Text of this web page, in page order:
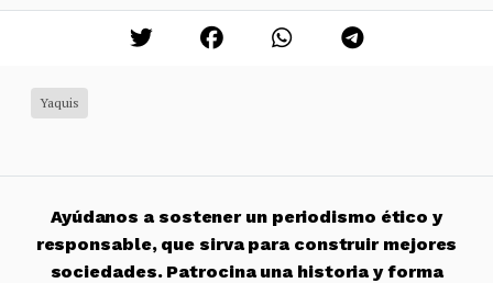
Yaquis
Ayúdanos a sostener un periodismo ético y
responsable, que sirva para construir mejores
sociedades. Patrocina una historia y forma